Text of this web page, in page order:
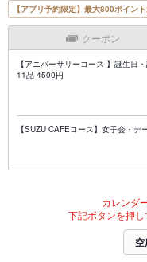
【アプリ予約限定】最大800ポイン
クーポン
【アニバーサリーコース 】誕生日
11品 4500円
【SUZU CAFEコース】女子会・
カレンダ
下記ボタンを押し